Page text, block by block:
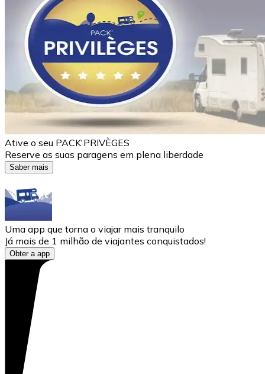
Ative o seu PACK'PRIVÈGES
Reserve as suas paragens em plena liberdade
Saber mais
Uma app que torna o viajar mais tranquilo
Já mais de 1 milhão de viajantes conquistados!
Obter a app